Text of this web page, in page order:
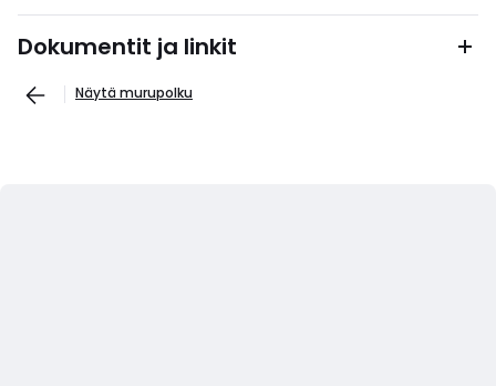
Dokumentit ja linkit
Näytä murupolku